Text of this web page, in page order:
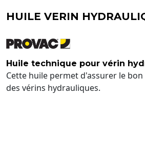
HUILE VERIN
Huile technique pour vérin
Cette huile permet d'assurer le
des vérins hydrauliques.